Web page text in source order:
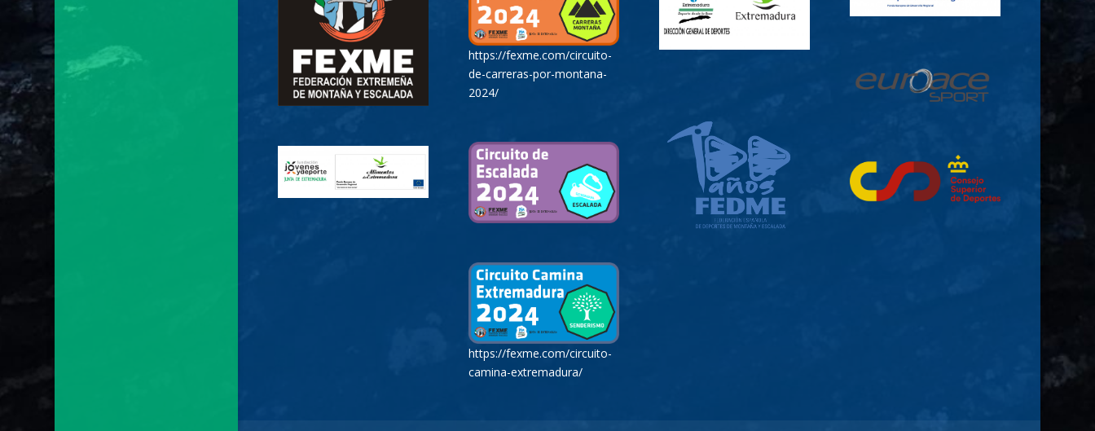
https://fexme.com/circuito-
de-carreras-por-montana-
2024/
https://fexme.com/circuito-
camina-extremadura/